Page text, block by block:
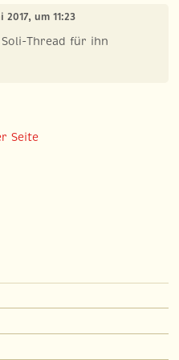
2017, um 11:23
Thread für ihn
Seite